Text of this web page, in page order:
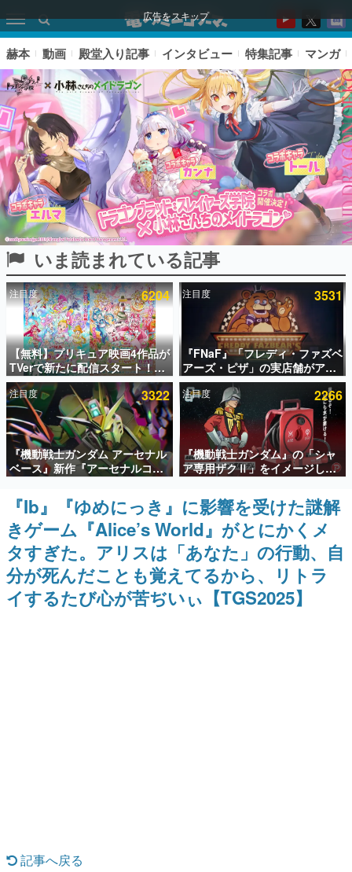
広告をスキップ
ピックアップ
電ファミのいま読まれている記事ランキング
アプリセール情報
インタビュー
連載・特集一覧
殿堂入り記事
SNS拡散数が数千以上！ ページビュー数万以上！ などな
ど。多くの人々に読まれた、電ファミ渾身の“殿堂入り”記
事をまとめました。
ゲームの企画書
名作ゲームクリエイターの方々に製作時のエピソードをお
聞きし、ヒットする企画（ゲーム）とは何か？を探ってい
赫本
この物語を解いてはいけない。『赫本』は、〈試験問題〉
の形をした短編ホラー小説集です。
赫本 動画 殿堂入り記事 インタビュー 特集記事 マンガ
いま読まれている記事
注目度 6204
【無料】プリキュア映画4作品が
TVerで新たに配信スタート！な
んと2018年～2024年の映画ほぼ
すべてが見放題に、ぶっちゃけ
ありえないラインナップ
注目度 3531
『FNaF』「フレディ・ファズベ
アーズ・ピザ」の実店舗がアメ
リカの商業施設「American
Dream」に2027年オープン！
ScottGamesとの共同開発、食
事だけでなくステージショーや
没入型のホラー体験も楽しめる
注目度 3322
『機動戦士ガンダム アーセナル
ベース』新作『アーセナルコマ
ンダー』発表！8月28日からオ
ープンベータテスト開催、2027
年2月下旬に稼働予定
注目度 2266
『機動戦士ガンダム』の「シャ
ア専用ザクⅡ」をイメージした
散水ホースリールが予約開始。
本体にはシャアのパーソナルマ
ークやジオン公国軍のエンブレ
ム、型式番号などを配置
『Ib』『ゆめにっき』に影響を受けた謎解
きゲーム『Alice’s World』がとにかくメ
タすぎた。アリスは「あなた」の行動、自
分が死んだことも覚えてるから、リトラ
イするたび心が苦ぢいぃ【TGS2025】
記事へ戻る